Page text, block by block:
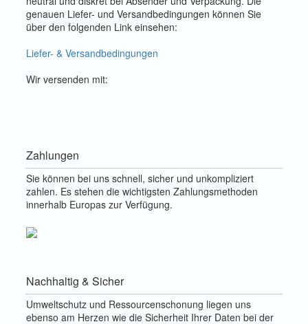
genauen Liefer- und Versandbedingungen können Sie
über den folgenden Link einsehen:
Liefer- & Versandbedingungen
Wir versenden mit:
Zahlungen
Sie können bei uns schnell, sicher und unkompliziert
zahlen. Es stehen die wichtigsten Zahlungsmethoden
innerhalb Europas zur Verfügung.
Nachhaltig & Sicher
Umweltschutz und Ressourcenschonung liegen uns
ebenso am Herzen wie die Sicherheit Ihrer Daten bei der